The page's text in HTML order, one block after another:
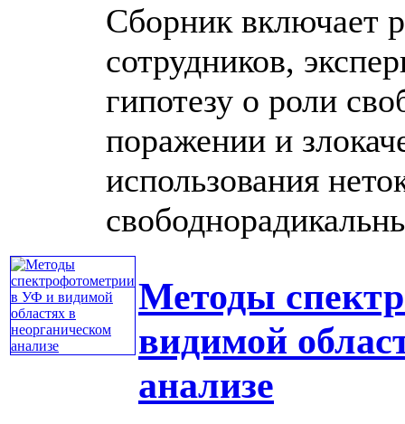
Сборник включает
сотрудников,
гипотезу о роли
поражении и
использования
Методы
видимой
анализе